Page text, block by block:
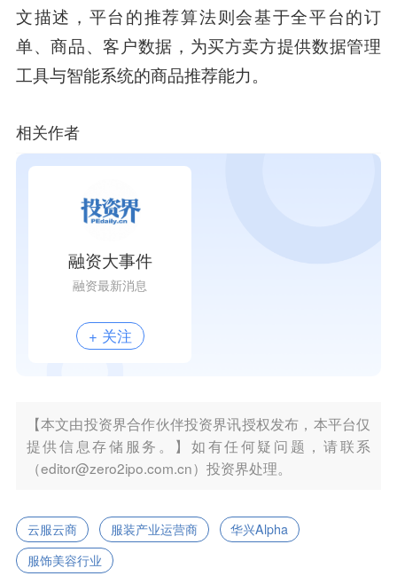
文描述，平台的推荐算法则会基于全平台的订
单、商品、客户数据，为买方卖方提供数据管理
工具与智能系统的商品推荐能力。
相关作者
融资大事件
融资最新消息
+ 关注
【本文由投资界合作伙伴投资界讯授权发布，本平台仅
提供信息存储服务。】如有任何疑问题，请联系
（editor@zero2ipo.com.cn）投资界处理。
云服云商 服装产业运营商
华兴Alpha
服饰美容行业